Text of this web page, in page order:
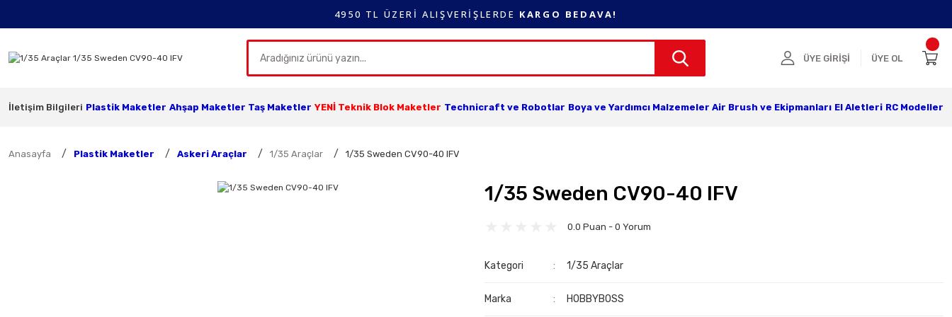
4950 TL ÜZERİ ALIŞVERİŞLERDE KARGO BEDAVA!
ÜYE GİRİŞİ ÜYE OL
İletişim Bilgileri Plastik Maketler Ahşap Maketler Taş Maketler YENİ Teknik Blok Maketler Technicraft ve Robotlar Boya ve Yardımcı Malzemeler Air Brush ve Ekipmanları El Aletleri RC Modeller
Anasayfa Plastik Maketler Askeri Araçlar 1/35 Araçlar 1/35 Sweden CV90-40 IFV
1/35 Sweden CV90-40 IFV
0.0 Puan - 0 Yorum
Kategori 1/35 Araçlar
Marka HOBBYBOSS